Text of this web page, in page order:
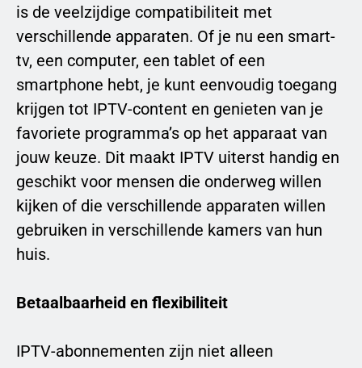
is de veelzijdige compatibiliteit met
verschillende apparaten. Of je nu een smart-
tv, een computer, een tablet of een
smartphone hebt, je kunt eenvoudig toegang
krijgen tot IPTV-content en genieten van je
favoriete programma’s op het apparaat van
jouw keuze. Dit maakt IPTV uiterst handig en
geschikt voor mensen die onderweg willen
kijken of die verschillende apparaten willen
gebruiken in verschillende kamers van hun
huis.
Betaalbaarheid en flexibiliteit
IPTV-abonnementen zijn niet alleen